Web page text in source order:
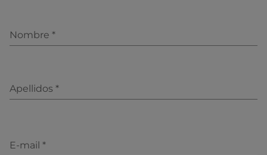
Nombre *
Apellidos *
E-mail *